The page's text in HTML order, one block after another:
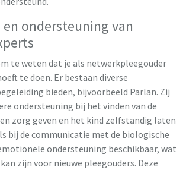
ondersteuning van
te weten dat je als netwerkpleegouder
te doen. Er bestaan diverse
bieden, bijvoorbeeld Parlan. Zij
ondersteuning bij het vinden van de
zorg geven en het kind zelfstandig laten
bij de communicatie met de biologische
ondersteuning beschikbaar, wat
zijn voor nieuwe pleegouders. Deze